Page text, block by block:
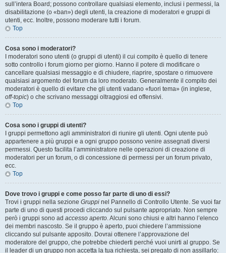
sull’intera Board; possono controllare qualsiasi elemento, inclusi i permessi, la
disabilitazione (o «ban») degli utenti, la creazione di moderatori e gruppi di
utenti, ecc. Inoltre, possono moderare tutti i forum.
Top
Cosa sono i moderatori?
I moderatori sono utenti (o gruppi di utenti) il cui compito è quello di tenere
sotto controllo i forum giorno per giorno. Hanno il potere di modificare o
cancellare qualsiasi messaggio e di chiudere, riaprire, spostare o rimuovere
qualsiasi argomento del forum da loro moderato. Generalmente il compito dei
moderatori è quello di evitare che gli utenti vadano «fuori tema» (in inglese,
off-topic) o che scrivano messaggi oltraggiosi ed offensivi.
Top
Cosa sono i gruppi di utenti?
I gruppi permettono agli amministratori di riunire gli utenti. Ogni utente può
appartenere a più gruppi e a ogni gruppo possono venire assegnati diversi
permessi. Questo facilita l’amministratore nelle operazioni di creazione di
moderatori per un forum, o di concessione di permessi per un forum privato,
ecc.
Top
Dove trovo i gruppi e come posso far parte di uno di essi?
Trovi i gruppi nella sezione Gruppi nel Pannello di Controllo Utente. Se vuoi far
parte di uno di questi procedi cliccando sul pulsante appropriato. Non sempre
però i gruppi sono ad accesso aperto. Alcuni sono chiusi e altri hanno l’elenco
dei membri nascosto. Se il gruppo è aperto, puoi chiedere l’ammissione
cliccando sul pulsante apposito. Dovrai ottenere l’approvazione del
moderatore del gruppo, che potrebbe chiederti perché vuoi unirti al gruppo. Se
il leader di un gruppo non accetta la tua richiesta, sei pregato di non assillarlo: